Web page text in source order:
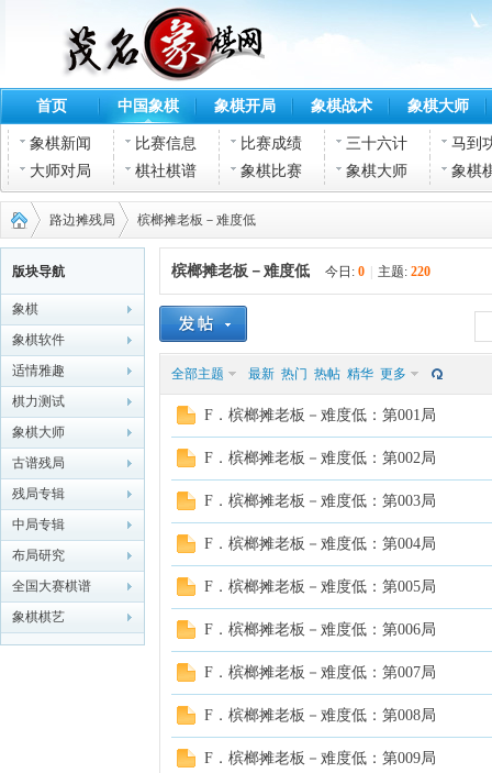
首页 中国象棋 象棋开局 象棋战术 象棋大师
象棋新闻 比赛信息 比赛成绩 三十六计
马到
大师对局
棋社棋谱 象棋比赛 象棋大师 象棋
茂名
象棋
›
路边摊残局 槟榔摊老板－难度低
版块导航
象棋
象棋软件
适情雅趣
棋力测试
象棋大师
古谱残局
残局专辑
中局专辑
布局研究
全国大赛棋谱
象棋棋艺
槟榔摊老板－难度低 今日: 0 主题: 220
全部主题 最新 热门 热帖 精华 更多
F．槟榔摊老板－难度低：第001局
F．槟榔摊老板－难度低：第002局
F．槟榔摊老板－难度低：第003局
F．槟榔摊老板－难度低：第004局
F．槟榔摊老板－难度低：第005局
F．槟榔摊老板－难度低：第006局
F．槟榔摊老板－难度低：第007局
F．槟榔摊老板－难度低：第008局
F．槟榔摊老板－难度低：第009局